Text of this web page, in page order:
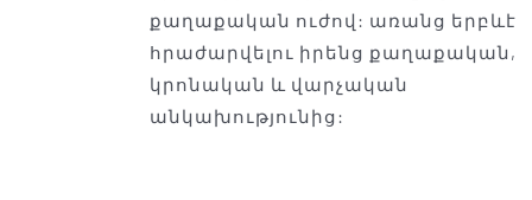
քաղաքական ուժով: առանց երբևէ
հրաժարվելու իրենց քաղաքական,
կրոնական և վարչական
անկախությունից: